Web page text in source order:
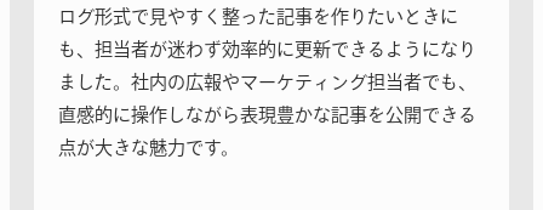
ログ形式で見やすく整った記事を作りたいときに
も、担当者が迷わず効率的に更新できるようになり
ました。社内の広報やマーケティング担当者でも、
直感的に操作しながら表現豊かな記事を公開できる
点が大きな魅力です。